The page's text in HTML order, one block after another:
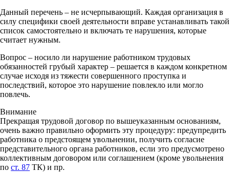
Данный перечень – не исчерпывающий. Каждая организация в
силу специфики своей деятельности вправе устанавливать такой
список самостоятельно и включать те нарушения, которые
считает нужным.
Вопрос – носило ли нарушение работником трудовых
обязанностей грубый характер – решается в каждом конкретном
случае исходя из тяжести совершенного проступка и
последствий, которое это нарушение повлекло или могло
повлечь.
Внимание
Прекращая трудовой договор по вышеуказанным основаниям,
очень важно правильно оформить эту процедуру: предупредить
работника о предстоящем увольнении, получить согласие
представительного органа работников, если это предусмотрено
коллективным договором или соглашением (кроме увольнения
по ст. 87 ТК) и пр.